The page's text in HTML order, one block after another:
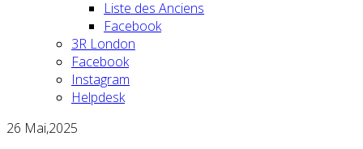
Liste des Anciens
Facebook
3R London
Facebook
Instagram
Helpdesk
26 Mai,2025